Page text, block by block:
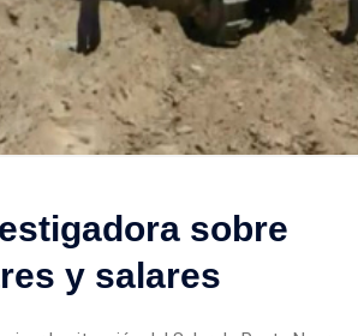
sobre
y salares